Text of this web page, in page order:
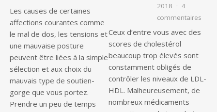
Les causes de certaines
affections courantes comme
le mal de dos, les tensions et
une mauvaise posture
peuvent être liées à la simple
sélection et aux choix du
mauvais type de soutien-
gorge que vous portez.
Prendre un peu de temps
2018
4
commentaires
Ceux d’entre vous avec des
scores de cholestérol
beaucoup trop élevés sont
constamment obligés de
contrôler les niveaux de LDL-
HDL. Malheureusement, de
nombreux médicaments